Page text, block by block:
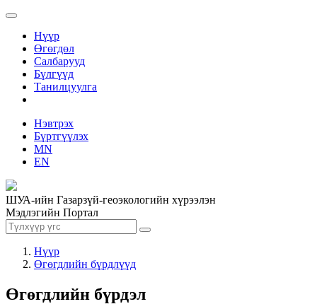
Нүүр
Өгөгдөл
Салбарууд
Бүлгүүд
Танилцуулга
Нэвтрэх
Бүртгүүлэх
MN
EN
ШУА-ийн Газарзүй-геоэкологийн хүрээлэн
Мэдлэгийн Портал
Нүүр
Өгөгдлийн бүрдлүүд
Өгөгдлийн бүрдэл